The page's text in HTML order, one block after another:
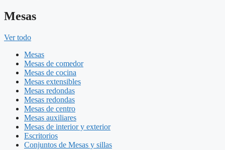
Mesas
Ver todo
Mesas
Mesas de comedor
Mesas de cocina
Mesas extensibles
Mesas redondas
Mesas redondas
Mesas de centro
Mesas auxiliares
Mesas de interior y exterior
Escritorios
Conjuntos de Mesas y sillas